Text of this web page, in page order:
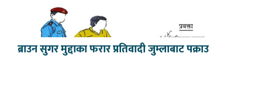
ब्राउन सुगर मुद्दाका फरार प्रतिवादी जुम्लाबाट पक्राउ